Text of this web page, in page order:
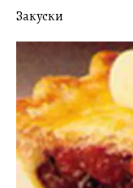
Закуски